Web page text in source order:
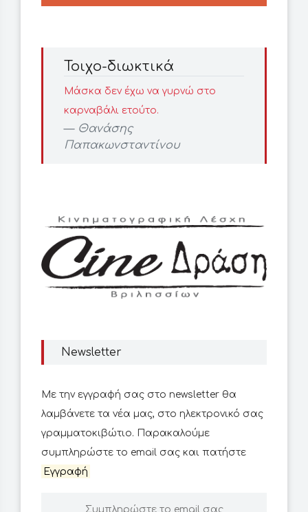
Τοιχο-διωκτικά
Μάσκα δεν έχω να γυρνώ στο
καρναβάλι ετούτο.
Θανάσης
Παπακωνσταντίνου
Newsletter
Με την εγγραφή σας στο newsletter θα
λαμβάνετε τα νέα μας, στο ηλεκτρονικό σας
γραμματοκιβώτιο. Παρακαλούμε
συμπληρώστε το email σας και πατήστε
Εγγραφή